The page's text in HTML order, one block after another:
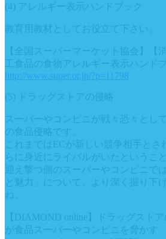
(4) アレルギー表示ハンドブック
教育用教材としてお役立て下さい。
【全国スーパーマーケット協会】【
工食品の食物アレルギー表示ハンド
http://www.super.or.jp/?p=11798
(5) ドラッグストアの侵略
スーパーやコンビニが戦々恐々とし
の食品侵略です。
これまではECが新しい競争相手とさ
らに身近にライバルがいたというこ
迎え撃つ側のスーパーやコンビニで
と魅力」について、より深く掘り下
ね。
【DIAMOND online】ドラッグスト
が食品スーパーやコンビニを脅かす